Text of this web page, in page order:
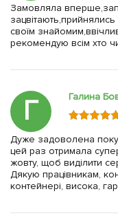
Замовляла
своїм
рекомендую всім хто
Г Галина
Дуже задоволена
цей раз отримала
жовту, щоб виділити
Дякую працівникам,
контейнері, висока,